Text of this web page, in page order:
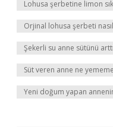
Lohusa şerbetine limon
Orjinal lohusa şerbeti nasıl
Şekerli su anne sütünü
Süt veren anne ne
Yeni doğum yapan